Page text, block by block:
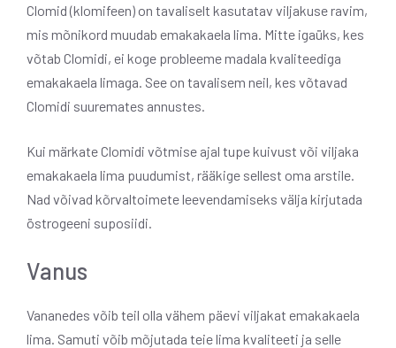
Clomid (klomifeen) on tavaliselt kasutatav viljakuse ravim,
mis mõnikord muudab emakakaela lima. Mitte igaüks, kes
võtab Clomidi, ei koge probleeme madala kvaliteediga
emakakaela limaga. See on tavalisem neil, kes võtavad
Clomidi suuremates annustes.
Kui märkate Clomidi võtmise ajal tupe kuivust või viljaka
emakakaela lima puudumist, rääkige sellest oma arstile.
Nad võivad kõrvaltoimete leevendamiseks välja kirjutada
östrogeeni suposiidi.
Vanus
Vananedes võib teil olla vähem päevi viljakat emakakaela
lima. Samuti võib mõjutada teie lima kvaliteeti ja selle